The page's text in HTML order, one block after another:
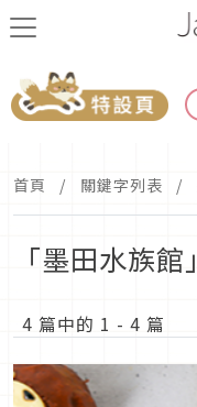
首頁 關鍵字列表
「墨田水族
4 篇中的 1 - 4 篇